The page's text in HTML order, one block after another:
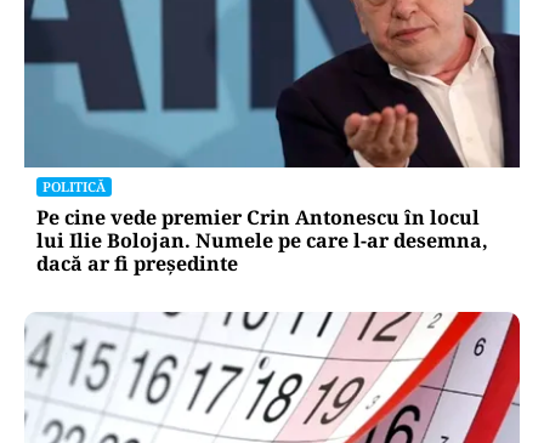
POLITICĂ
Pe cine vede premier Crin Antonescu în locul
lui Ilie Bolojan. Numele pe care l-ar desemna,
dacă ar fi președinte